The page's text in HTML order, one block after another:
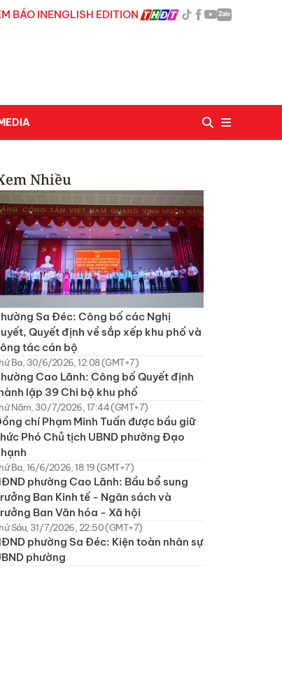
BÁO INENGLISH EDITION Zalo
Nhiều
Sa Đéc: Công bố các Nghị
Quyết định về sắp xếp khu phố và
tác cán bộ
Ba, 30/6/2026, 12:08 (GMT+7)
Cao Lãnh: Công bố Quyết định
lập 39 Chi bộ khu phố
Năm, 30/7/2026, 17:44 (GMT+7)
chí Phạm Minh Tuấn được bầu giữ
Phó Chủ tịch UBND phường Đạo
Ba, 16/6/2026, 18:19 (GMT+7)
phường Cao Lãnh: Bầu bổ sung
Ban Kinh tế - Ngân sách và
Ban Văn hóa - Xã hội
Sáu, 31/7/2026, 22:50 (GMT+7)
phường Sa Đéc: Kiện toàn nhân sự
phường